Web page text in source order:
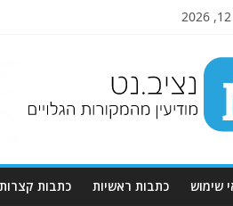
שימוש כתבות ראשיות כתבות קצרות